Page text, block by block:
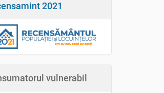
2021
vulnerabil